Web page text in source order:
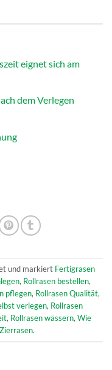
eignet sich am
dem Verlegen
und markiert Fertigrasen
, Rollrasen bestellen,
pflegen, Rollrasen Qualität,
verlegen, Rollrasen
, Rollrasen wässern, Wie
Zierrasen.